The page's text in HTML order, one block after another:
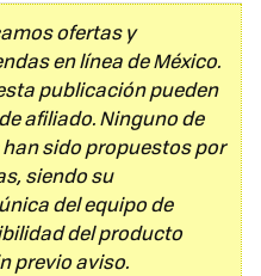
ofertas y
en línea de México.
publicación pueden
afiliado. Ninguno de
sido propuestos por
siendo su
del equipo de
del producto
previo aviso.